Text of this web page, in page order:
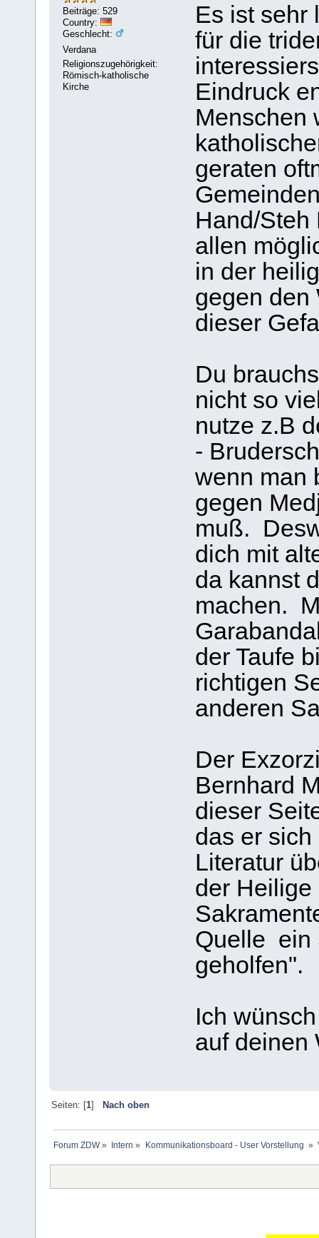
Beiträge: 529
Country:
Geschlecht:
Verdana
Religionszugehörigkeit:
Römisch-katholische
Kirche
Es ist sehr
für die
Eindruck
Menschen
geraten
Hand/Steh
allen
in der
gegen den
dieser
Du
nicht so
nutze z.B
-
wenn man
gegen
muß.
dich mit
da kannst
machen.
der Taufe
richtigen
anderen
Der
Bernhard
dieser
das er
Literatur
der
Quelle ein
geholfen".
Ich
auf deinen
Seiten: [1] Nach oben
Forum ZDW» Intern » Kommunikationsboard - User Vorstellung »